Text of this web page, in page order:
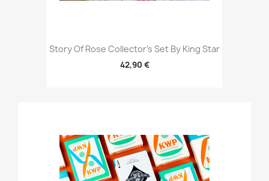
Story Of Rose Collector's Set By King Star
42,90 €